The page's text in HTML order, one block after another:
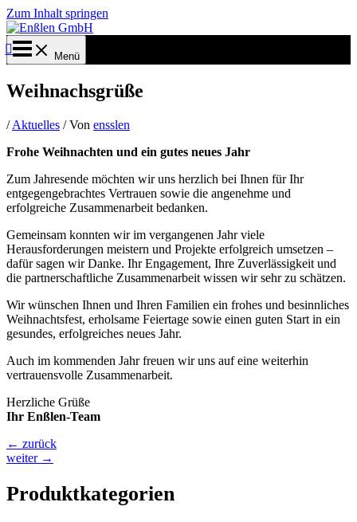
Zum Inhalt springen
Menü
Weihnachsgrüße
/Aktuelles / Von ensslen
Frohe Weihnachten und ein gutes neues Jahr
Zum Jahresende möchten wir uns herzlich bei Ihnen für Ihr
entgegengebrachtes Vertrauen sowie die angenehme und
erfolgreiche Zusammenarbeit bedanken.
Gemeinsam konnten wir im vergangenen Jahr viele
Herausforderungen meistern und Projekte erfolgreich umsetzen –
dafür sagen wir Danke. Ihr Engagement, Ihre Zuverlässigkeit und
die partnerschaftliche Zusammenarbeit wissen wir sehr zu schätzen.
Wir wünschen Ihnen und Ihren Familien ein frohes und besinnliches
Weihnachtsfest, erholsame Feiertage sowie einen guten Start in ein
gesundes, erfolgreiches neues Jahr.
Auch im kommenden Jahr freuen wir uns auf eine weiterhin
vertrauensvolle Zusammenarbeit.
Herzliche Grüße
Ihr Enßlen-Team
← zurück
weiter →
Produktkategorien